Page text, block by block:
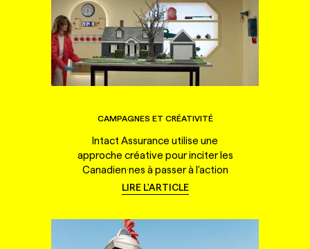
CAMPAGNES ET CRÉATIVITÉ
Intact Assurance utilise une
approche créative pour inciter les
Canadien·nes à passer à l'action
LIRE L'ARTICLE